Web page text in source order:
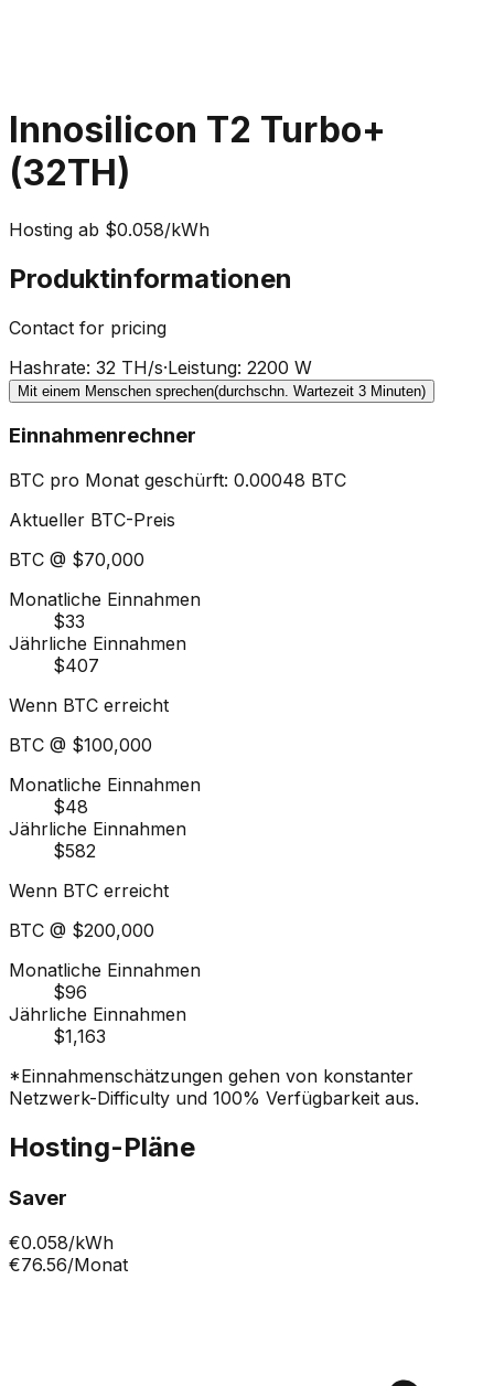
Innosilicon T2 Turbo+
(32TH)
Hosting ab $0.058/kWh
Produktinformationen
Contact for pricing
Hashrate: 32 TH/s·Leistung: 2200 W
Mit einem Menschen sprechen(durchschn. Wartezeit 3 Minuten)
Einnahmenrechner
BTC pro Monat geschürft: 0.00048 BTC
Aktueller BTC-Preis
BTC @ $70,000
Monatliche Einnahmen
$33
Jährliche Einnahmen
$407
Wenn BTC erreicht
BTC @ $100,000
Monatliche Einnahmen
$48
Jährliche Einnahmen
$582
Wenn BTC erreicht
BTC @ $200,000
Monatliche Einnahmen
$96
Jährliche Einnahmen
$1,163
*Einnahmenschätzungen gehen von konstanter
Netzwerk-Difficulty und 100% Verfügbarkeit aus.
Hosting-Pläne
Saver
€0.058/kWh
€76.56/Monat